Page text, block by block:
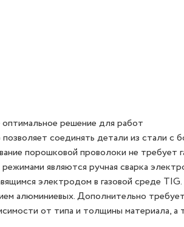
решение для работ
соединять детали из стали с
порошковой проволоки не требует
являются ручная сварка
электродом в газовой среде
алюминиевых. Дополнительно
от типа и толщины материала, а